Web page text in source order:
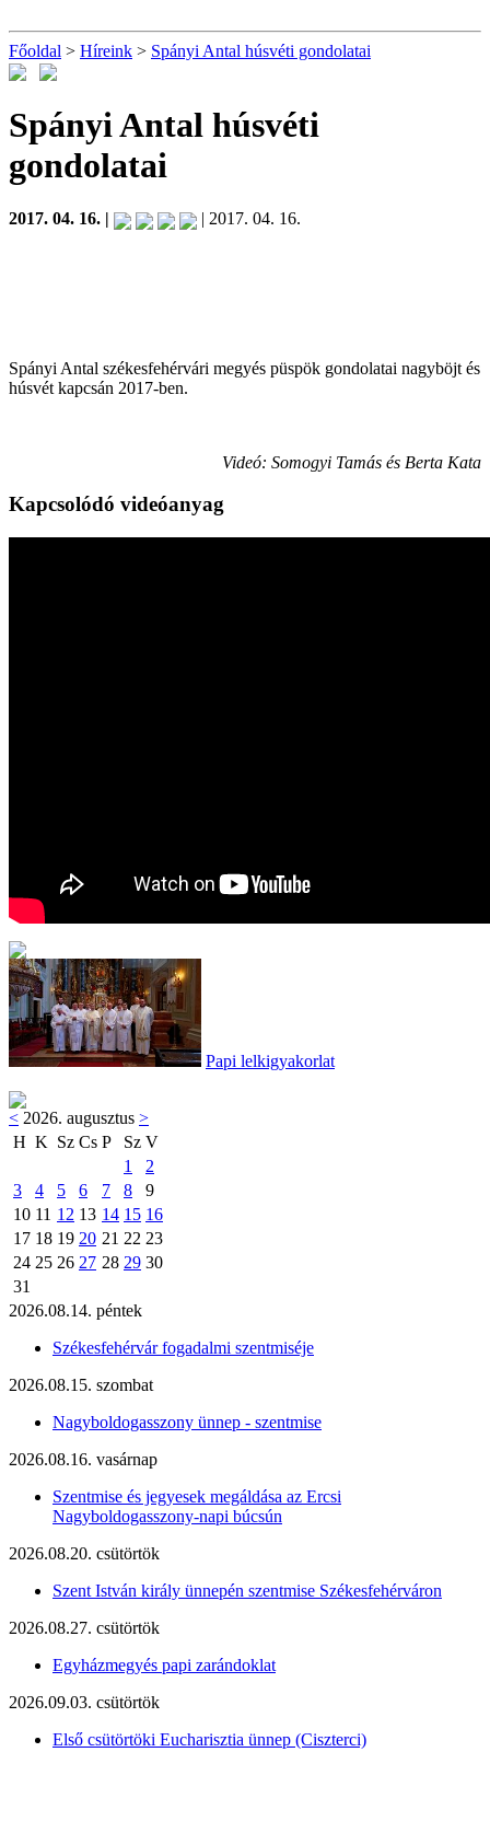
Főoldal > Híreink > Spányi Antal húsvéti gondolatai
Spányi Antal húsvéti
gondolatai
2017. 04. 16. | | 2017. 04. 16.
Spányi Antal székesfehérvári megyés püspök gondolatai nagyböjt és
húsvét kapcsán 2017-ben.
Videó: Somogyi Tamás és Berta Kata
Kapcsolódó videóanyag
Papi lelkigyakorlat
< 2026. augusztus >
H K Sz Cs P Sz V
1
2
3
4 5 6 7 8
9
10 11 12 13 14 15 16
17 18 19 20 21 22 23
24 25 26 27 28 29 30
31
2026.08.14. péntek
Székesfehérvár fogadalmi szentmiséje
2026.08.15. szombat
Nagyboldogasszony ünnep - szentmise
2026.08.16. vasárnap
Szentmise és jegyesek megáldása az Ercsi
Nagyboldogasszony-napi búcsún
2026.08.20. csütörtök
Szent István király ünnepén szentmise Székesfehérváron
2026.08.27. csütörtök
Egyházmegyés papi zarándoklat
2026.09.03. csütörtök
Első csütörtöki Eucharisztia ünnep (Ciszterci)